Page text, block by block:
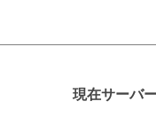
現在サーバ